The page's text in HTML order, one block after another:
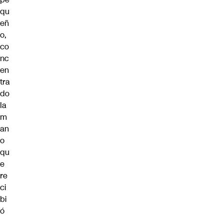
qu
eñ
o,
co
nc
en
tra
do
la
m
an
o
qu
e
re
ci
bi
ó